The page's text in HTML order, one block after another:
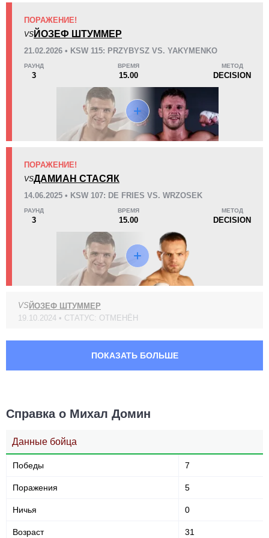
KO/TKO
1(20%)
9:53 11
Финиши в первом раунде
Статистика боев по организациям
Организация
EFM
KSW
MMADM
TOM
1
ПОРАЖЕНИЕ!
VS ЙОЗЕФ ШТУММЕР
21.02.2026 • KSW 115: PRZYBYSZ VS. YAKYMENKO
РАУНД
3
ВРЕМЯ
15.00
МЕТОД
DECISION
ПОРАЖЕНИЕ!
VSДАМИАН СТАСЯК
14.06.2025 • KSW 107: DE FRIES VS. WRZOSEK
РАУНД
3
ВРЕМЯ
15.00
МЕТОД
DECISION
VSЙОЗЕФ ШТУММЕР
19.10.2024 • СТАТУС: ОТМЕНЁН
ПОКАЗАТЬ БОЛЬШЕ
Справка о Михал Домин
Данные бойца
Победы 7
Поражения 5
Ничья 0
Возраст 31